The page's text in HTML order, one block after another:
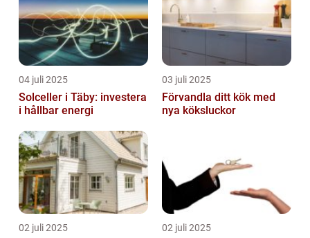
04 juli 2025
Solceller i Täby: investera
i hållbar energi
03 juli 2025
Förvandla ditt kök med
nya köksluckor
02 juli 2025 02 juli 2025